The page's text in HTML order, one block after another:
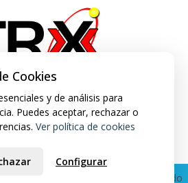
los derechos reservados. Desarrollado
Cookies
y de análisis para
Puedes aceptar, rechazar o
Ver política de cookies
Configurar